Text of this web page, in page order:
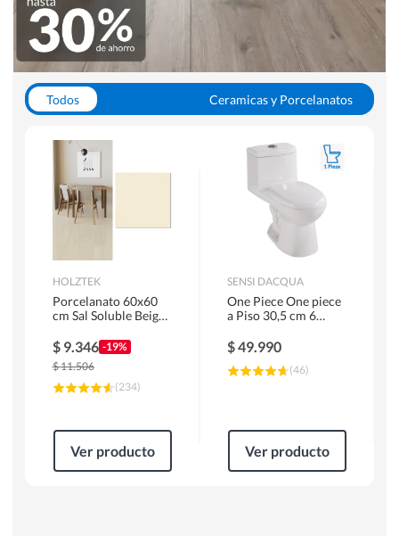
Todos
Ceramicas y Porcelanatos
WC y Sanitarios
Pisos Flotantes y Laminados
Pinturas
HOLZTEK
Porcelanato 60x60
cm Sal Soluble Beige
$ 9.346 -19%
$11.506
(234)
Ver producto
SENSI DACQUA
One Piece One piece
a Piso 30,5 cm 6
$49.990
(46)
Ver producto